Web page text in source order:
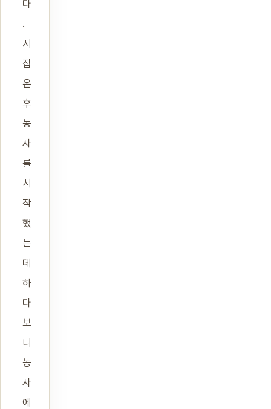
다
.
시
집
온
후
농
사
를
시
작
했
는
데
하
다
보
니
농
사
에